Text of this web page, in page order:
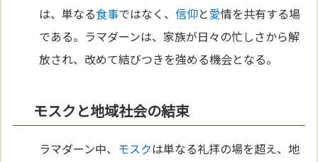
は、単なる食事ではなく、信仰と愛情を共有する場
である。ラマダーンは、家族が日々の忙しさから解
放され、改めて結びつきを強める機会となる。
モスクと地域社会の結束
ラマダーン中、 モスクは単なる礼拝の場を超え、地